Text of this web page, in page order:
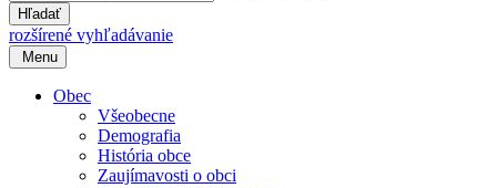
Hľadať
rozšírené vyhľadávanie
Menu
Obec
Všeobecne
Demografia
História obce
Zaujímavosti o obci